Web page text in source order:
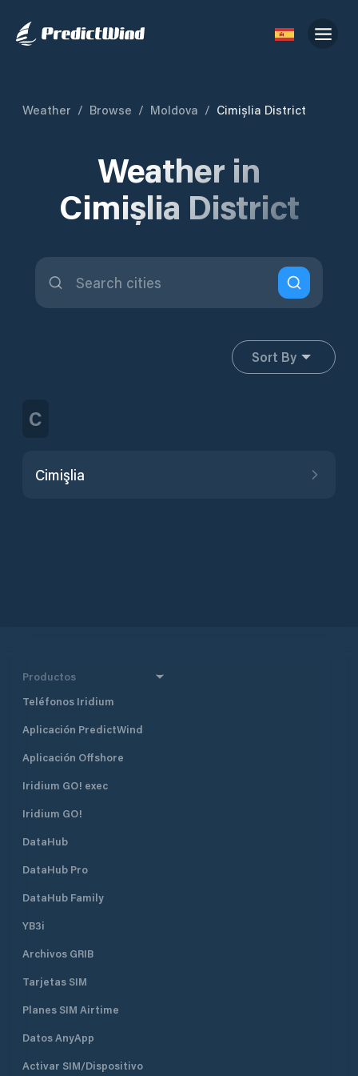
Weather / Browse / Moldova / Cimișlia District
Weather in
Cimișlia District
Sort By
C
Cimişlia
Productos
Teléfonos Iridium
Aplicación PredictWind
Aplicación Offshore
Iridium GO! exec
Iridium GO!
DataHub
DataHub Pro
DataHub Family
YB3i
Archivos GRIB
Tarjetas SIM
Planes SIM Airtime
Datos AnyApp
Activar SIM/Dispositivo